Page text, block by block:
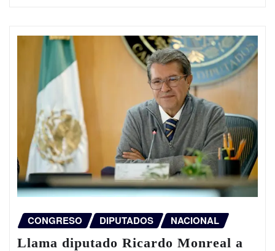
CONGRESO DIPUTADOS NACIONAL
Llama diputado Ricardo Monreal a